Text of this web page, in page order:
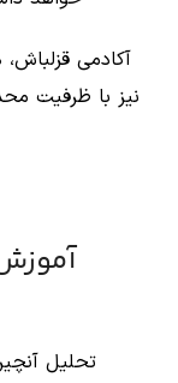
آکادمی
نیز با ظرفیت
تحلیل